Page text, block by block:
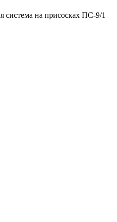
система на присосках ПС-9/1